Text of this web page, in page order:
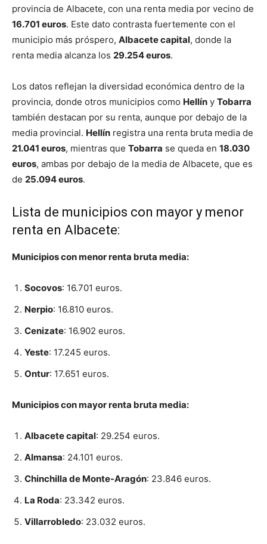
provincia de Albacete, con una renta media por vecino de
16.701 euros. Este dato contrasta fuertemente con el
municipio más próspero, Albacete capital, donde la
renta media alcanza los 29.254 euros.
Los datos reflejan la diversidad económica dentro de la
provincia, donde otros municipios como Hellín y Tobarra
también destacan por su renta, aunque por debajo de la
media provincial. Hellín registra una renta bruta media de
21.041 euros, mientras que Tobarra se queda en 18.030
euros, ambas por debajo de la media de Albacete, que es
de 25.094 euros.
Lista de municipios con mayor y menor
renta en Albacete:
Municipios con menor renta bruta media:
Socovos: 16.701 euros.
Nerpio: 16.810 euros.
Cenizate: 16.902 euros.
Yeste: 17.245 euros.
Ontur: 17.651 euros.
Municipios con mayor renta bruta media:
Albacete capital: 29.254 euros.
Almansa: 24.101 euros.
Chinchilla de Monte-Aragón: 23.846 euros.
La Roda: 23.342 euros.
Villarrobledo: 23.032 euros.